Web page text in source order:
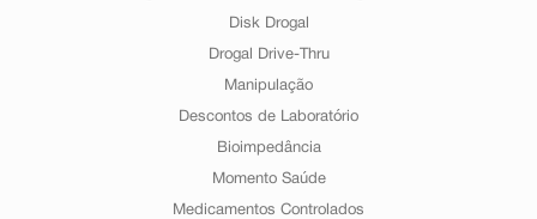
Disk Drogal
Drogal Drive-Thru
Manipulação
Descontos de Laboratório
Bioimpedância
Momento Saúde
Medicamentos Controlados